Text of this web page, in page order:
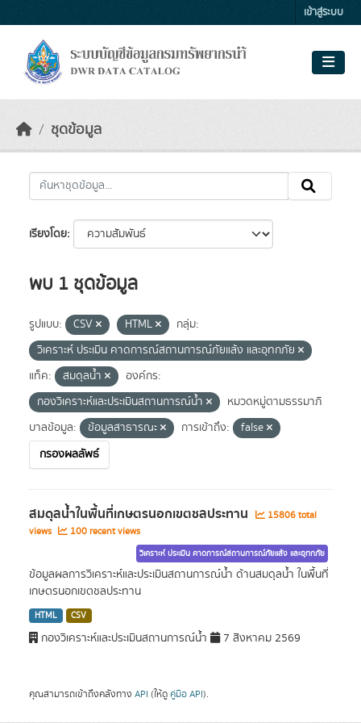
เข้าสู่ระบบ
ชุดข้อมูล
เรียงโดย
พบ 1 ชุดข้อมูล
รูปแบบ: CSV HTML
กลุ่ม:
วิเคราะห์ ประเมิน คาดการณ์สถานการณ์ภัยแล้ง และอุทกภัย
แท็ค:
สมดุลน้ำ
องค์กร:
กองวิเคราะห์และประเมินสถานการณ์น้ำ
หมวดหมู่ตามธรรมาภิ
บาลข้อมูล:
ข้อมูลสาธารณะ การเข้าถึง:
false
กรองผลลัพธ์
สมดุลน้ำในพื้นที่เกษตรนอกเขตชลประทาน
15806 total
views
100 recent views
วิเคราะห์ ประเมิน คาดการณ์สถานการณ์ภัยแล้ง และอุทกภัย
ข้อมูลผลการวิเคราะห์และประเมินสถานการณ์น้ำ ด้านสมดุลน้ำ ในพื้นที่
เกษตรนอกเขตชลประทาน
HTML CSV
กองวิเคราะห์และประเมินสถานการณ์น้ำ 7 สิงหาคม 2569
คุณสามารถเข้าถึงคลังทาง API (ให้ดู คู่มือ API).